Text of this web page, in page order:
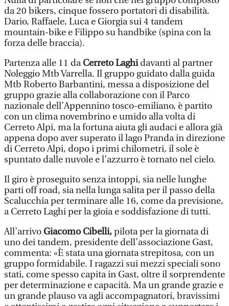
da 20 bikers, cinque fossero portatori di disabilità.
Dario, Raffaele, Luca e Giorgia sui 4 tandem
mountain-bike e Filippo su handbike (spina con la
forza delle braccia).
Partenza alle 11 daCerreto Laghidavanti al partner
Noleggio Mtb Varrella. Il gruppo guidato dalla guida
Mtb Roberto Barbantini, messa a disposizione del
gruppo grazie alla collaborazione con il Parco
nazionale dell’Appennino tosco-emiliano, è partito
con un clima novembrino e umido alla volta di
Cerreto Alpi, ma la fortuna aiuta gli audaci e allora già
appena dopo aver superato il lago Pranda in direzione
di Cerreto Alpi, dopo i primi chilometri, il sole è
spuntato dalle nuvole e l’azzurro è tornato nel cielo.
Il giro è proseguito senza intoppi, sia nelle lunghe
parti off road, sia nella lunga salita per il passo della
Scalucchia per terminare alle 16, come da previsione,
a Cerreto Laghi per la gioia e soddisfazione di tutti.
All’arrivoGiacomo Cibelli,pilota per la giornata di
uno dei tandem, presidente dell’associazione Gast,
commenta: «È stata una giornata strepitosa, con un
gruppo formidabile. I ragazzi sui mezzi speciali sono
stati, come spesso capita in Gast, oltre il sorprendente
per determinazione e capacità. Ma un grande grazie e
un grande plauso va agli accompagnatori, bravissimi